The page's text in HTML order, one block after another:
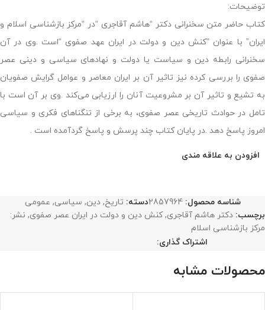
توضیحات:
کتاب حاضر متن سخنرانی دکتر “هاشم آقاجری “در “مرکز بازشناسی اسلام و
ایران” با عنوان “کنش دین و دولت در ایران عهد صفوی “است .وی در آن
سخنرانی رابطه دین و سیاست یا دولت و نهادهای سیاسی و دینی عصر
صفوی را بررسی کرده نیز تاثیر آن بر ایران معاصر و عوامل گرایش صفویان
به تشیع و تاثیر آن بر مشروعیت آنان را ارزیابی می‌کند .وی بر آن است با
تامل در حوادث تاریخی عصر صفوی، به برخی از تنگناهای فکری و سیاسی
امروز پاسخ دهد .در پایان کتاب چند پرسش و پاسخ گردآمده است .
افزودن به علاقه مندی
شناسه محصول:2857964دسته: تاریخ, دین, سیاسی, عمومی
برچسب: دکتر هاشم آقاجری, کنش دین و دولت در ایران عصر صفوی, نشر:
مرکز بازشناسی اسلام
اشتراک گذاری:
محصولات مشابه